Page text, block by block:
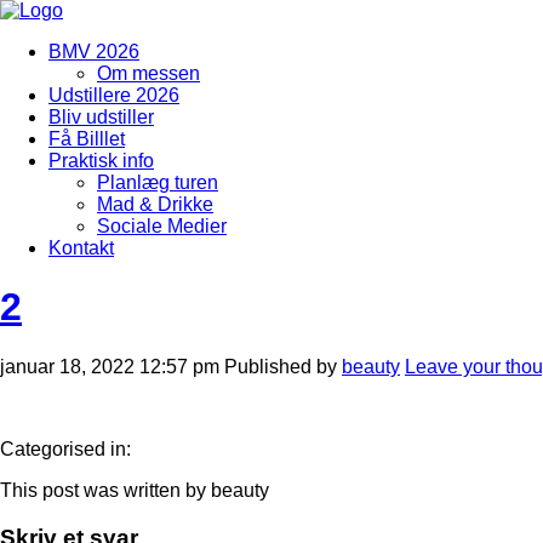
BMV 2026
Om messen
Udstillere 2026
Bliv udstiller
Få Billlet
Praktisk info
Planlæg turen
Mad & Drikke
Sociale Medier
Kontakt
2
januar 18, 2022 12:57 pm Published by beauty Leave your
Categorised in:
This post was written by beauty
Skriv et svar